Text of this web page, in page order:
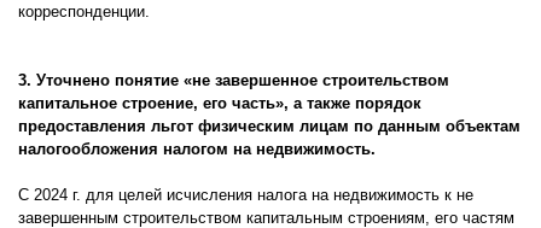
корреспонденции.
3. Уточнено понятие «не завершенное строительством
капитальное строение, его часть», а также порядок
предоставления льгот физическим лицам по данным объектам
налогообложения налогом на недвижимость.
С 2024 г. для целей исчисления налога на недвижимость к не
завершенным строительством капитальным строениям, его частям